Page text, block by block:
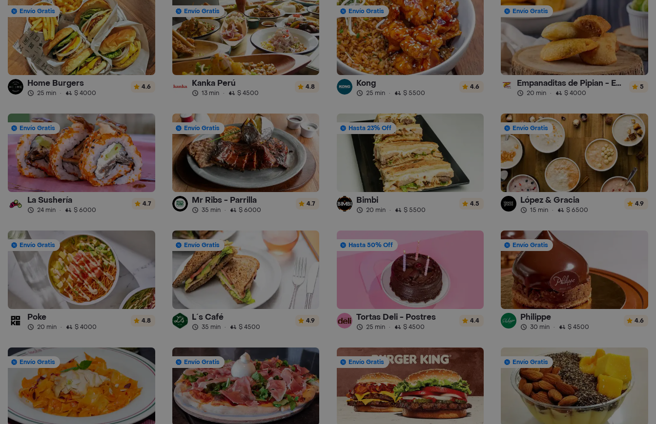
Envío Gratis
Home Burgers
25 min · $ 4000
4.6
Envío Gratis
Kanka Perú
13 min · $ 4500
4.8
Envío Gratis
Kong
25 min · $ 5500
4.6
Envío Gratis
Empanaditas de Pipian - Empanadas
20 min · $ 4000
5
Envío Gratis
La Sushería
24 min · $ 6000
4.7
Envío Gratis
Mr Ribs - Parrilla
35 min · $ 6000
4.7
Hasta 23% Off
Bimbi
20 min · $ 5500
4.5
Envío Gratis
López & Gracia
15 min · $ 6500
4.9
Envío Gratis
Poke
20 min · $ 4000
4.8
Envío Gratis
L´s Café
35 min · $ 4500
4.9
Hasta 50% Off
Tortas Deli - Postres
25 min · $ 4500
4.4
Envío Gratis
Philippe
30 min · $ 4500
4.6
Envío Gratis Envío Gratis Envío Gratis Envío Gratis